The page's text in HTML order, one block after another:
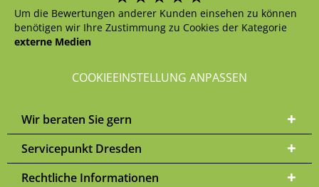
Um die Bewertungen anderer Kunden einsehen zu können
benötigen wir Ihre Zustimmung zu Cookies der Kategorie
externe Medien
COOKIEEINSTELLUNG ANPASSEN
Wir beraten Sie gern
Servicepunkt Dresden
Rechtliche Informationen